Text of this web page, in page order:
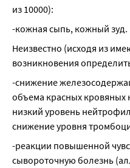
из 10000):
-кожная сыпь, кожный зуд.
Неизвестно (исходя из
возникновения
-снижение
объема красных кровяных
низкий уровень
снижение уровня
-реакции повышенной
сывороточную болезнь